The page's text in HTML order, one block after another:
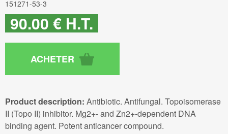
151271-53-3
90.00 € H.T.
Product description: Antibiotic. Antifungal. Topoisomerase
II (Topo II) inhibitor. Mg2+- and Zn2+-dependent DNA
binding agent. Potent anticancer compound.